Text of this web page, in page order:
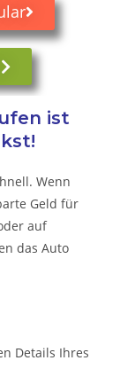
ist
Wenn
Geld für
auf
das Auto
Details Ihres